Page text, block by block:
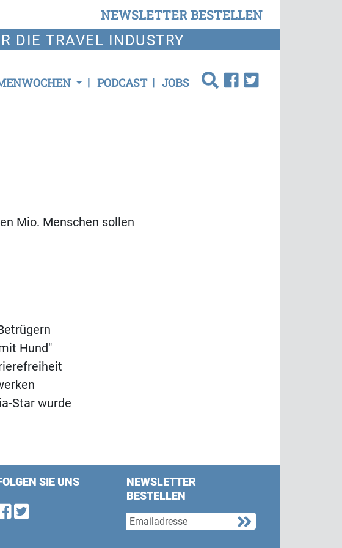
NEWSLETTER BESTELLEN
DIE TRAVEL INDUSTRY
PODCAST JOBS
Mio. Menschen sollen
Hund"
Star wurde
SIE UNS
Find us on Facebook
Follow us on Twitter
NEWSLETTER
BESTELLEN